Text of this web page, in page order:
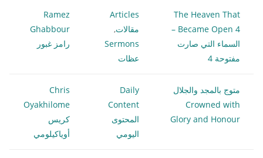
The Heaven That
Became Open 4 –
السماء التي صارت
مفتوحة 4
Articles
مقالات,
Sermons
عظات
Ramez
Ghabbour
رامز غبور
متوج بالمجد والجلال
Crowned with
Glory and Honour
Daily
Content
المحتوى
اليومي
Chris
Oyakhilome
كريس
أوياكيلومي